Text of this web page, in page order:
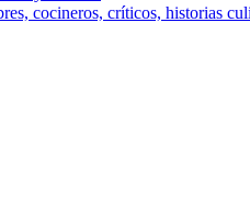
cocineros, críticos, historias